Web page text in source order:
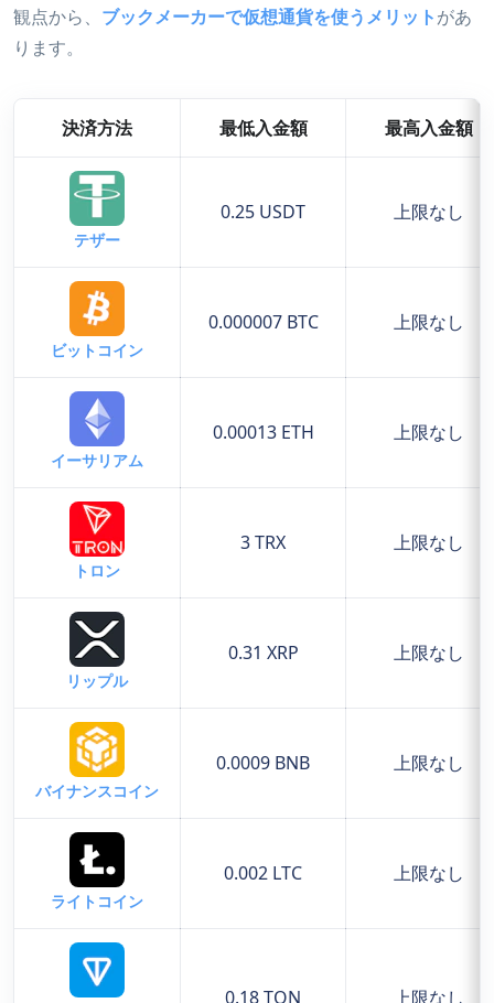
観点から、 ブックメーカーで仮想通貨を使うメリットがあ
ります。
決済方法 最低入金額 最高入金額
テザー
0.25 USDT 上限なし
ビットコイン
0.000007 BTC 上限なし
イーサリアム
0.00013 ETH 上限なし
トロン
3 TRX 上限なし
リップル
0.31 XRP 上限なし
バイナンスコイン
0.0009 BNB 上限なし
ライトコイン
0.002 LTC 上限なし
0.18 TON 上限なし